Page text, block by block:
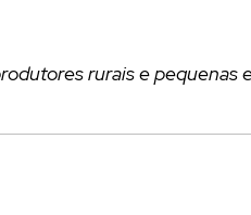
rurais e pequenas